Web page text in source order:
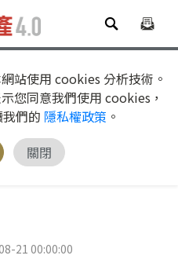
站使用 cookies 分析技術。
您同意我們使用 cookies，
們的 隱私權政策 。
關閉
21 00:00:00